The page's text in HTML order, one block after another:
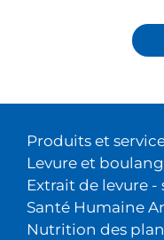
Produits et
Levure et
Extrait de levure -
Santé Humaine
Nutrition des